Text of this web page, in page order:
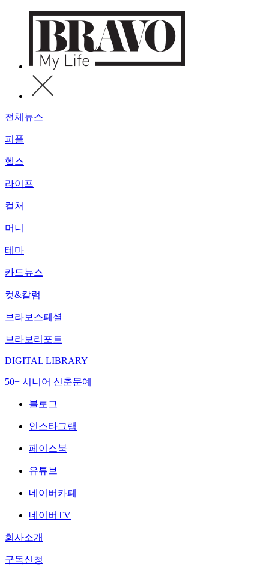
전체뉴스
피플
헬스
라이프
컬처
머니
테마
카드뉴스
컷&칼럼
브라보스페셜
브라보리포트
DIGITAL LIBRARY
50+ 시니어 신춘문예
블로그
인스타그램
페이스북
유튜브
네이버카페
네이버TV
회사소개
구독신청